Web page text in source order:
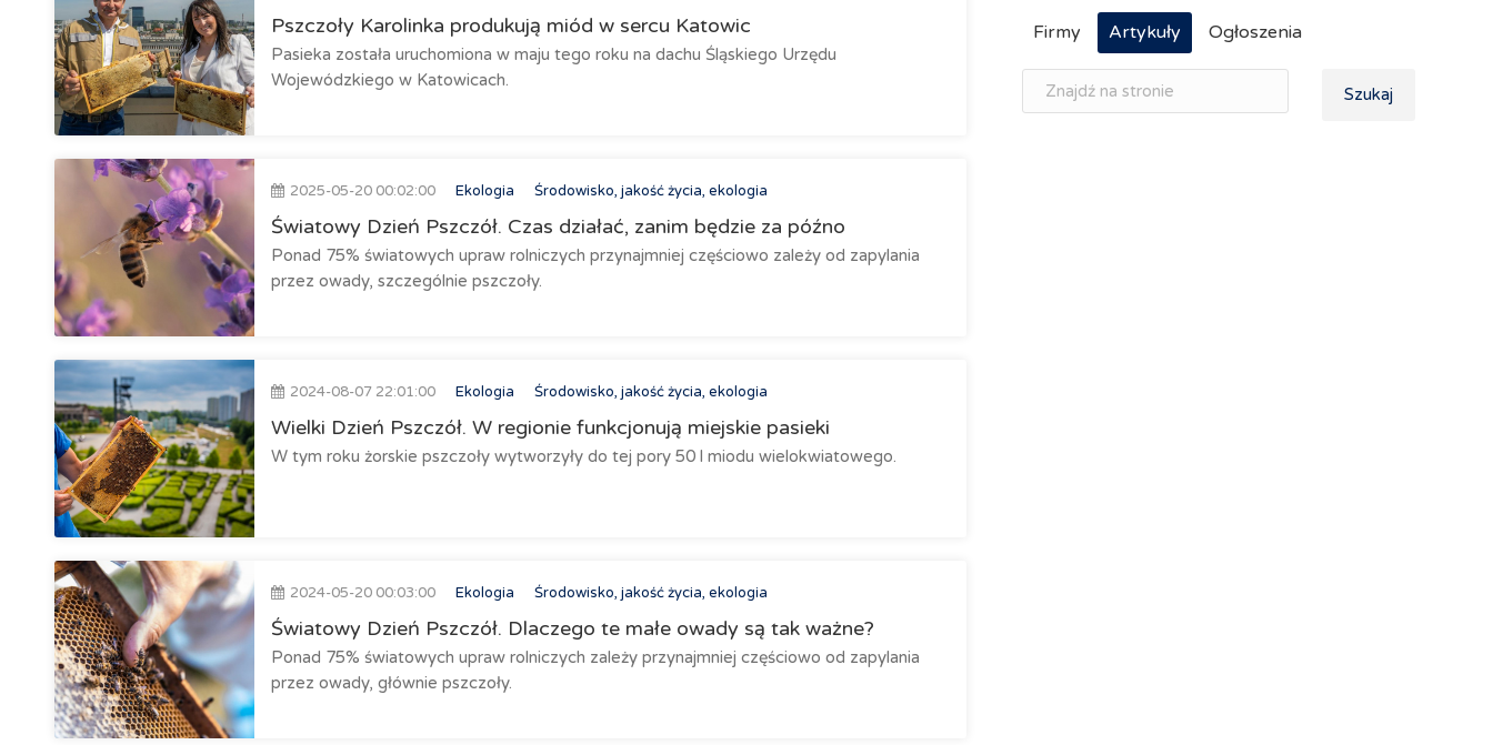
Pszczoły Karolinka produkują miód w sercu Katowic
Pasieka została uruchomiona w maju tego roku na dachu Śląskiego Urzędu
Wojewódzkiego w Katowicach.
2025-05-20 00:02:00 Ekologia Środowisko, jakość życia, ekologia
Światowy Dzień Pszczół. Czas działać, zanim będzie za późno
Ponad 75% światowych upraw rolniczych przynajmniej częściowo zależy od zapylania
przez owady, szczególnie pszczoły.
2024-08-07 22:01:00 Ekologia Środowisko, jakość życia, ekologia
Wielki Dzień Pszczół. W regionie funkcjonują miejskie pasieki
W tym roku żorskie pszczoły wytworzyły do tej pory 50 l miodu wielokwiatowego.
2024-05-20 00:03:00 Ekologia Środowisko, jakość życia, ekologia
Światowy Dzień Pszczół. Dlaczego te małe owady są tak ważne?
Ponad 75% światowych upraw rolniczych zależy przynajmniej częściowo od zapylania
przez owady, głównie pszczoły.
Firmy Artykuły Ogłoszenia
Szukaj